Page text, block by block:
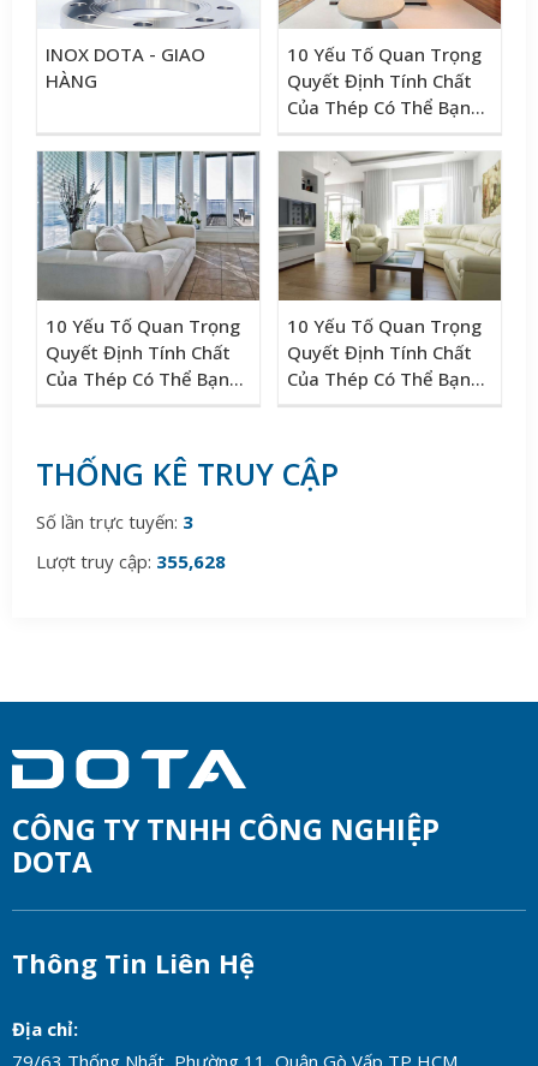
INOX DOTA - GIAO
HÀNG
10 Yếu Tố Quan Trọng
Quyết Định Tính Chất
Của Thép Có Thể Bạn
Chưa Biết!
10 Yếu Tố Quan Trọng
Quyết Định Tính Chất
Của Thép Có Thể Bạn
Chưa Biết!
10 Yếu Tố Quan Trọng
Quyết Định Tính Chất
Của Thép Có Thể Bạn
Chưa Biết!
THỐNG KÊ TRUY CẬP
Số lần trực tuyến: 3
Lượt truy cập: 355,628
CÔNG TY TNHH CÔNG NGHIỆP
DOTA
Thông Tin Liên Hệ
Địa chỉ:
79/63 Thống Nhất, Phường 11, Quận Gò Vấp TP HCM